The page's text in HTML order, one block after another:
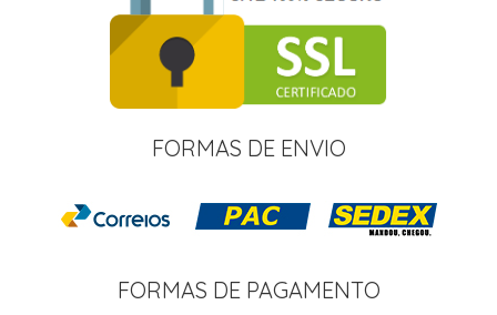
FORMAS DE ENVIO
FORMAS DE PAGAMENTO